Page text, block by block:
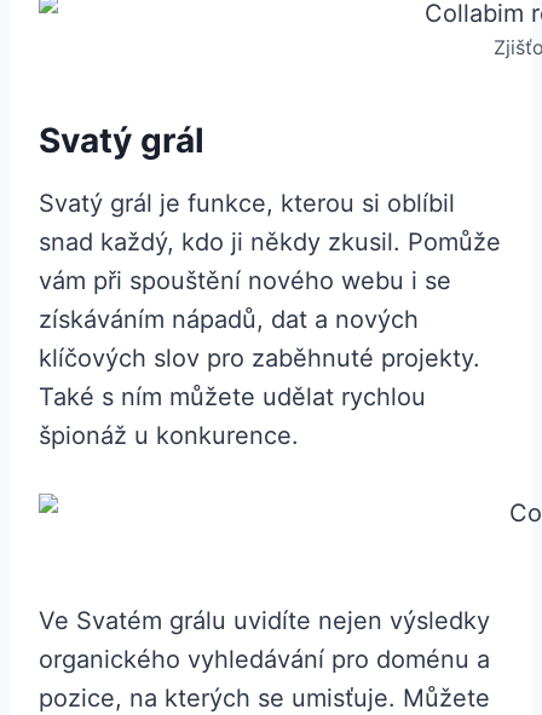
Svatý grál
Svatý grál je funkce, kterou si oblíbil
snad každý, kdo ji někdy zkusil. Pomůže
vám při spouštění nového webu i se
získáváním nápadů, dat a nových
klíčových slov pro zaběhnuté projekty.
Také s ním můžete udělat rychlou
špionáž u konkurence.
Ve Svatém grálu uvidíte nejen výsledky
organického vyhledávání pro doménu a
pozice, na kterých se umisťuje. Můžete